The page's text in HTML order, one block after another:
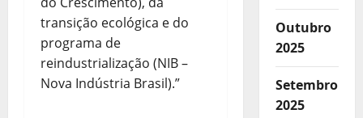
transição ecológica e do
programa de
reindustrialização (NIB –
Nova Indústria Brasil).”
Outubro
2025
Setembro
2025